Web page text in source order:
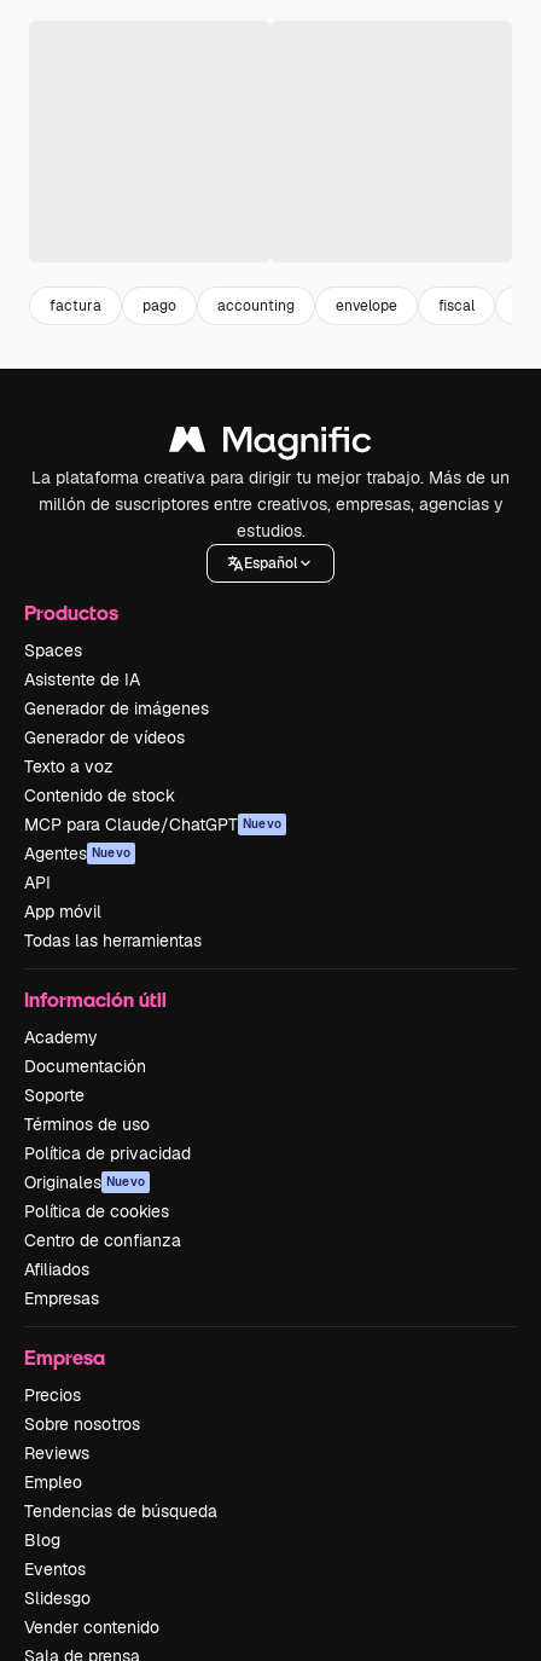
factura pago accounting envelope fiscal
La plataforma creativa para dirigir tu mejor trabajo. Más de un
millón de suscriptores entre creativos, empresas, agencias y
estudios.
Español
Productos
Spaces
Asistente de IA
Generador de imágenes
Generador de vídeos
Texto a voz
Contenido de stock
MCP para Claude/ChatGPT Nuevo
Agentes Nuevo
API
App móvil
Todas las herramientas
Información útil
Academy
Documentación
Soporte
Términos de uso
Política de privacidad
Originales Nuevo
Política de cookies
Centro de confianza
Afiliados
Empresas
Empresa
Precios
Sobre nosotros
Reviews
Empleo
Tendencias de búsqueda
Blog
Eventos
Slidesgo
Vender contenido
Sala de prensa